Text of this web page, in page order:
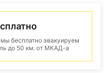
бесплатно эвакуируем
до 50 км. от МКАД-а